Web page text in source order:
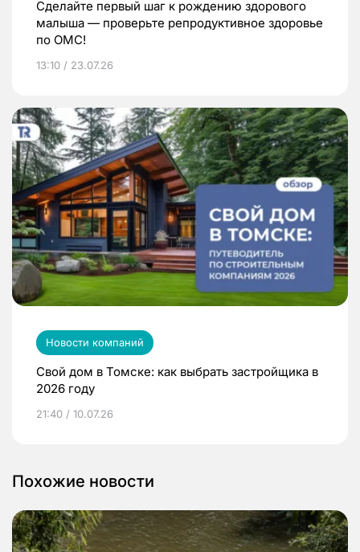
Сделайте первый шаг к рождению здорового
малыша — проверьте репродуктивное здоровье
по ОМС!
13:10 / 23.07.26
Новости компаний
Свой дом в Томске: как выбрать застройщика в
2026 году
21:40 / 10.07.26
Похожие новости